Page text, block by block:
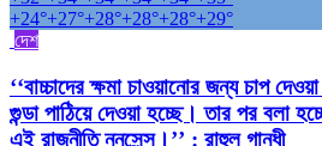
+24°+27°+28°+28°+28°+29°
দেশ
‘‘বাচ্চাদের ক্ষমা চাওয়ানোর জন্য চাপ
গুন্ডা পাঠিয়ে দেওয়া হচ্ছে। তার পর বলা
এই রাজনীতি ননসেন্স।’’ : রাহুল গান্ধী